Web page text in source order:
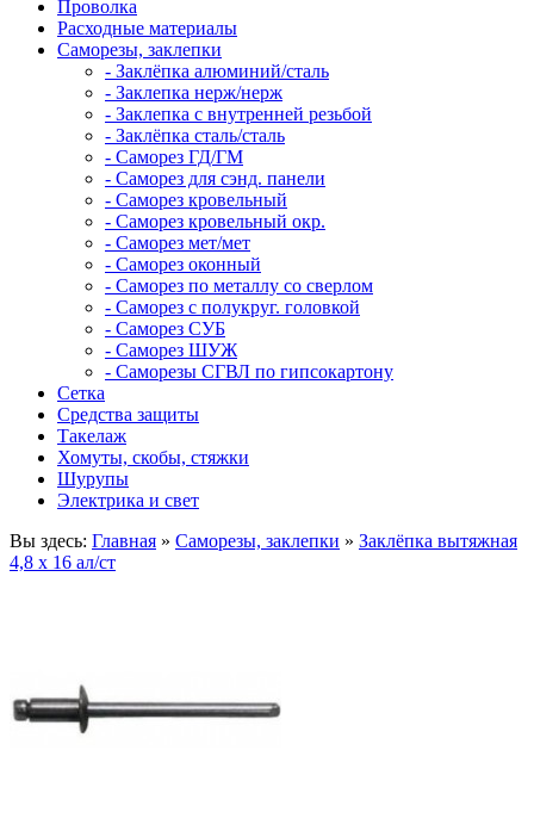
Проволка
Расходные материалы
Саморезы, заклепки
- Заклёпка алюминий/сталь
- Заклепка нерж/нерж
- Заклепка с внутренней резьбой
- Заклёпка сталь/сталь
- Саморез ГД/ГМ
- Саморез для сэнд. панели
- Саморез кровельный
- Саморез кровельный окр.
- Саморез мет/мет
- Саморез оконный
- Саморез по металлу со сверлом
- Саморез с полукруг. головкой
- Саморез СУБ
- Саморез ШУЖ
- Саморезы СГВЛ по гипсокартону
Сетка
Средства защиты
Такелаж
Хомуты, скобы, стяжки
Шурупы
Электрика и свет
Вы здесь: Главная » Саморезы, заклепки » Заклёпка вытяжная
4,8 х 16 ал/ст